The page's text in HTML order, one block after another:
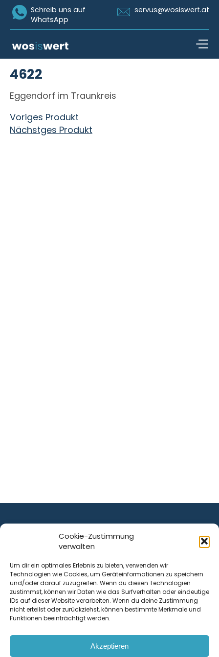
Cookie-Zustimmung
verwalten
Um dir ein optimales Erlebnis zu bieten, verwenden wir
Technologien wie Cookies, um Geräteinformationen zu speichern
und/oder darauf zuzugreifen. Wenn du diesen Technologien
zustimmst, können wir Daten wie das Surfverhalten oder eindeutige
IDs auf dieser Website verarbeiten. Wenn du deine Zustimmung
nicht erteilst oder zurückziehst, können bestimmte Merkmale und
Funktionen beeinträchtigt werden.
Akzeptieren
Icon Whatsapp
Schreib uns auf
WhatsApp
Icon Email
servus@wosiswert.at
4622
Eggendorf im Traunkreis
Beitragsnavigation
Voriges Produkt
Nächstges Produkt
ist ein Service von
Krenn Real GmbH
Tischlerstraße 12
4050Traun| Österreich
Kontakt